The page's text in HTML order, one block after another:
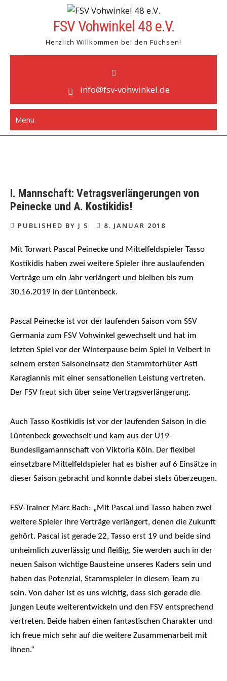
FSV Vohwinkel 48 e.V.
Herzlich Willkommen bei den Füchsen!
info@fsv-vohwinkel.de
Menu
I. Mannschaft: Vetragsverlängerungen von
Peinecke und A. Kostikidis!
PUBLISHED BY J S 8. JANUAR 2018
Mit Torwart Pascal Peinecke und Mittelfeldspieler Tasso
Kostikidis haben zwei weitere Spieler ihre auslaufenden
Verträge um ein Jahr verlängert und bleiben bis zum
30.16.2019 in der Lüntenbeck.
Pascal Peinecke ist vor der laufenden Saison vom SSV
Germania zum FSV Vohwinkel gewechselt und hat im
letzten Spiel vor der Winterpause beim Spiel in Velbert in
seinem ersten Saisoneinsatz den Stammtorhüter Asti
Karagiannis mit einer sensationellen Leistung vertreten.
Der FSV freut sich über seine Vertragsverlängerung.
Auch Tasso Kostikidis ist vor der laufenden Saison in die
Lüntenbeck gewechselt und kam aus der U19-
Bundesligamannschaft von Viktoria Köln. Der flexibel
einsetzbare Mittelfeldspieler hat es bisher auf 6 Einsätze in
dieser Saison gebracht und konnte dabei stets überzeugen.
FSV-Trainer Marc Bach: „Mit Pascal und Tasso haben zwei
weitere Spieler ihre Verträge verlängert, denen die Zukunft
gehört. Pascal ist gerade 22, Tasso erst 19 und beide sind
unheimlich zuverlässig und fleißig. Sie werden auch in der
neuen Saison wichtige Bausteine unseres Kaders sein und
haben das Potenzial, Stammspieler in diesem Team zu
sein. Von daher ist es uns wichtig, dass sich gerade die
jungen Leute weiterentwickeln und den FSV entsprechend
vertreten. Beide haben einen fantastischen Charakter und
ich freue mich sehr auf die weitere Zusammenarbeit mit
ihnen.“